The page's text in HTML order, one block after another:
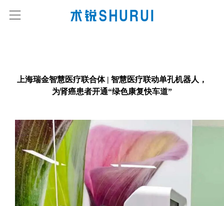
上海瑞金智慧医疗联合体 | 智慧医疗联动单孔机器人，
为肾癌患者开通“绿色康复快车道”